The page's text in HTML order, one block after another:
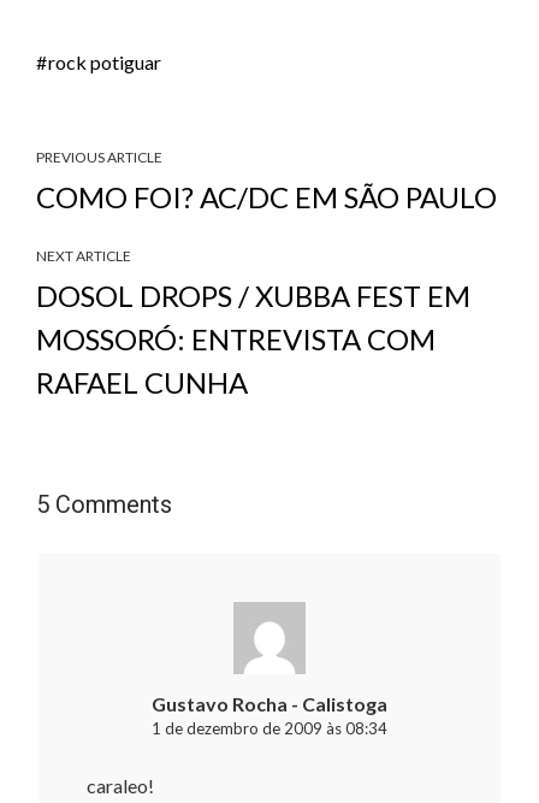
rock potiguar
PREVIOUS ARTICLE
COMO FOI? AC/DC EM SÃO PAULO
NEXT ARTICLE
DOSOL DROPS / XUBBA FEST EM
MOSSORÓ: ENTREVISTA COM
RAFAEL CUNHA
5 Comments
Gustavo Rocha - Calistoga
1 de dezembro de 2009 às 08:34
caraleo!